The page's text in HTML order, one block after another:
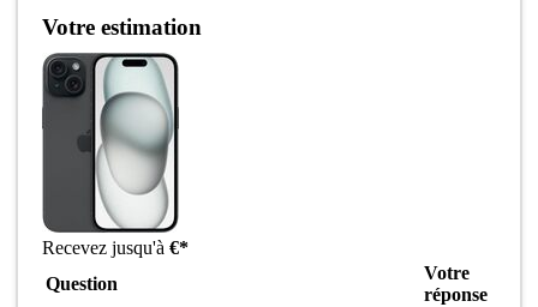
Votre estimation
Recevez jusqu'à €*
Question
Votre
réponse